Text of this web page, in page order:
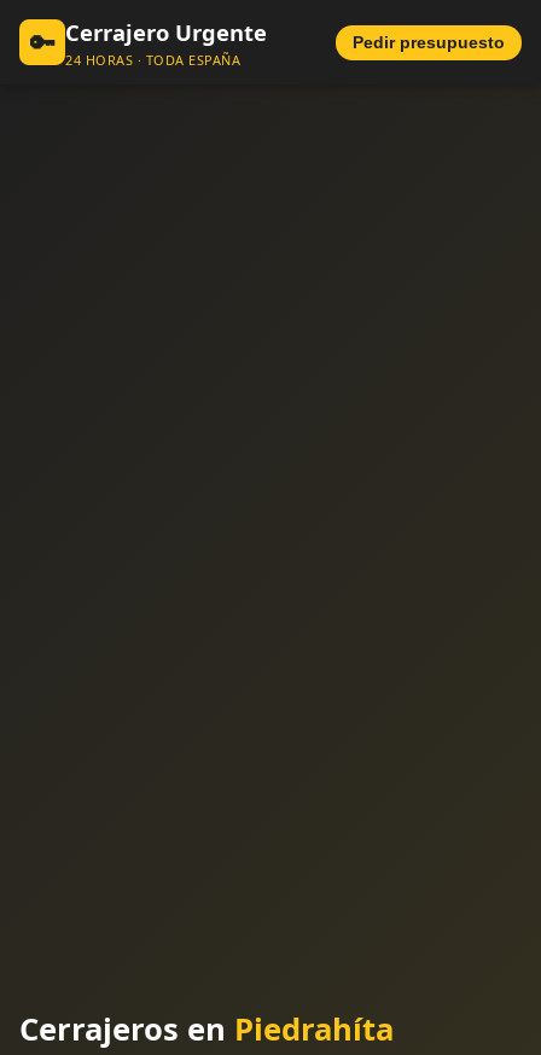
🔑 Cerrajero Urgente
24 HORAS · TODA ESPAÑA
Pedir presupuesto
Cerrajeros en Piedrahíta